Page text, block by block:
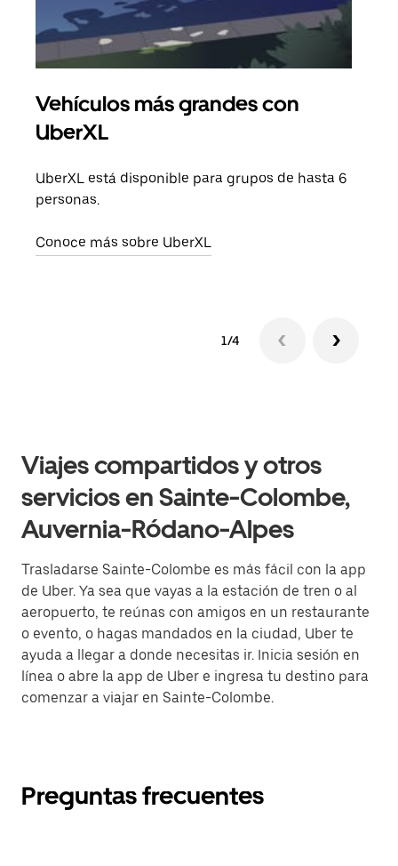
Vehículos más grandes con
UberXL
UberXL está disponible para grupos de hasta 6
personas.
Conoce más sobre UberXL
1/4
Viajes compartidos y otros
servicios en Sainte-Colombe,
Auvernia-Ródano-Alpes
Trasladarse Sainte-Colombe es más fácil con la app
de Uber. Ya sea que vayas a la estación de tren o al
aeropuerto, te reúnas con amigos en un restaurante
o evento, o hagas mandados en la ciudad, Uber te
ayuda a llegar a donde necesitas ir. Inicia sesión en
línea o abre la app de Uber e ingresa tu destino para
comenzar a viajar en Sainte-Colombe.
Preguntas frecuentes